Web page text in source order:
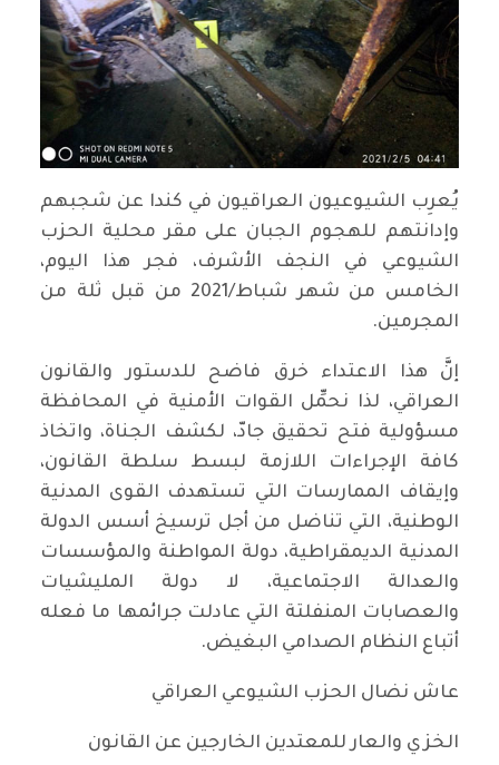
يُعرِب الشيوعيون العراقيون في كندا عن شجبهم
وإدانتهم للهجوم الجبان على مقر محلية الحزب
الشيوعي في النجف الأشرف، فجر هذا اليوم،
الخامس من شهر شباط/2021 من قبل ثلة من
المجرمين.
إنَّ هذا الاعتداء خرق فاضح للدستور والقانون
العراقي، لذا نحمِّل القوات الأمنية في المحافظة
مسؤولية فتح تحقيق جادّ، لكشف الجناة، واتخاذ
كافة الإجراءات اللازمة لبسط سلطة القانون،
وإيقاف الممارسات التي تستهدف القوى المدنية
الوطنية، التي تناضل من أجل ترسيخ أسس الدولة
المدنية الديمقراطية، دولة المواطنة والمؤسسات
والعدالة الاجتماعية، لا دولة المليشيات
والعصابات المنفلتة التي عادلت جرائمها ما فعله
أتباع النظام الصدامي البغيض.
عاش نضال الحزب الشيوعي العراقي
الخزي والعار للمعتدين الخارجين عن القانون